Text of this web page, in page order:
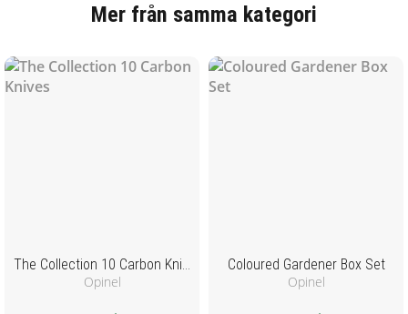
Mer från samma kategori
The Collection 10 Carbon Knives
Opinel
Coloured Gardener Box Set
Opinel